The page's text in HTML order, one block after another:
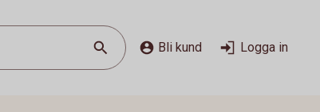
Bli kund Logga in